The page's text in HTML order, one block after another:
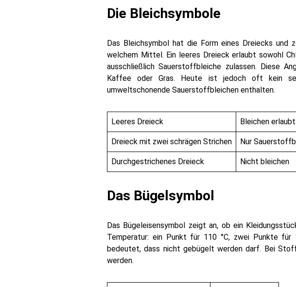
Die Bleichsymbole
Das Bleichsymbol hat die Form eines Dreiecks
welchem Mittel. Ein leeres Dreieck erlaubt sowohl
ausschließlich Sauerstoffbleiche zulassen. Diese
Kaffee oder Gras. Heute ist jedoch oft kein
umweltschonende Sauerstoffbleichen enthalten.
Leeres Dreieck Bleichen
Dreieck mit zwei schrägen Strichen Nur
Durchgestrichenes Dreieck Nicht bleichen
Das Bügelsymbol
Das Bügeleisensymbol zeigt an, ob ein
Temperatur: ein Punkt für 110 °C, zwei Punkte für
bedeutet, dass nicht gebügelt werden darf. Bei
werden.